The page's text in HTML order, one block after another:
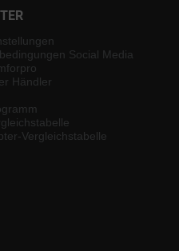
Social Media
Händler
Vergleichstabelle